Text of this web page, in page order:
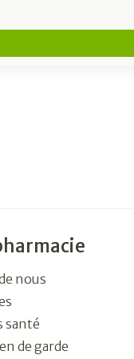
nous
santé
de garde